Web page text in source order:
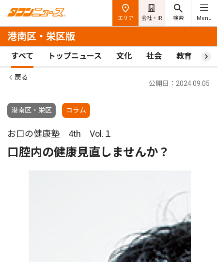
エリア 会社・IR 検索 Menu
港南区・栄区版
すべて トップニュース 文化 社会 教育 ス
戻る
港南区・栄区 コラム
公開日：2024.09.05
お口の健康塾 4th Vol.１
口腔内の健康見直しませんか？